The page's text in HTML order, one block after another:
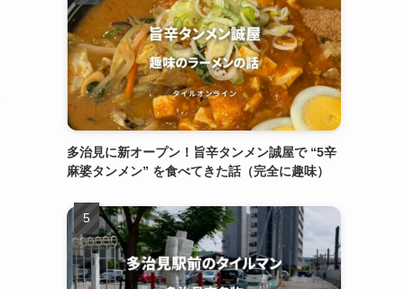
多治見に新オープン！旨辛タンメン誠屋で “5辛
麻婆タンメン” を食べてきた話（完全に趣味）